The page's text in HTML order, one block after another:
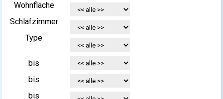
Wohnfläche
Schlafzimmer
Type
bis
bis
bis